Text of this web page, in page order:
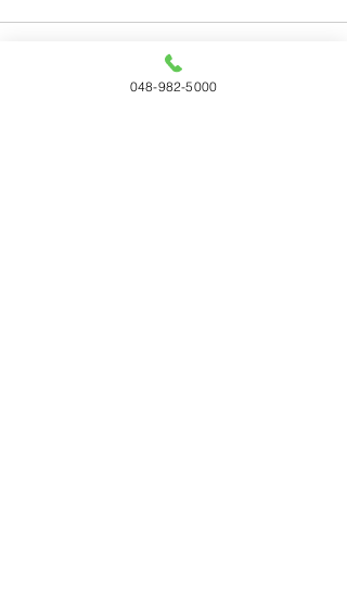
048-982-5000